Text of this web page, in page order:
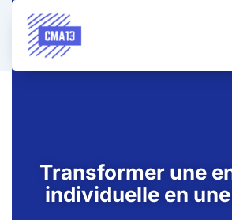
Transformer une
individuelle en